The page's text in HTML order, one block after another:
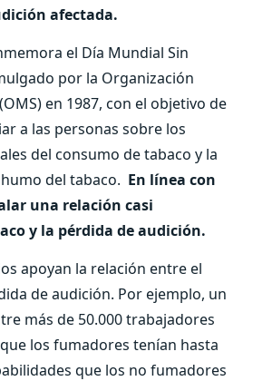
afectada.
el Día Mundial Sin
por la Organización
en 1987, con el objetivo de
a las personas sobre los
del consumo de tabaco y la
del tabaco. En línea con
una relación casi
y la pérdida de audición.
apoyan la relación entre el
de audición. Por ejemplo, un
más de 50.000 trabajadores
los fumadores tenían hasta
que los no fumadores